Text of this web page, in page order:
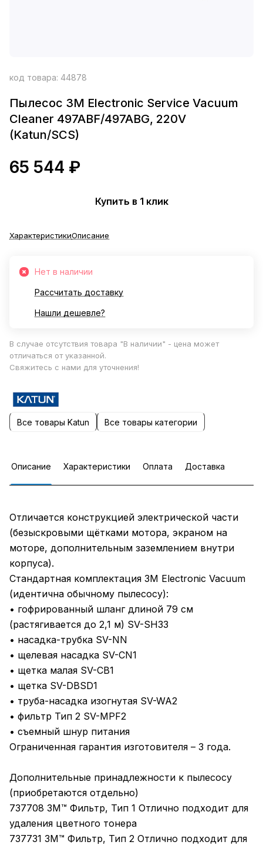
код товара: 44878
Пылесос 3M Electronic Service Vacuum
Cleaner 497ABF/497ABG, 220V
(Katun/SCS)
65 544 ₽
Купить в 1 клик
ХарактеристикиОписание
Нет в наличии
Рассчитать доставку
Нашли дешевле?
В случае отсутствия товара "В наличии" - цена может
отличаться от указанной.
Свяжитесь с нами для уточнения!
Все товары Katun Все товары категории
Описание Характеристики Оплата Доставка
Отличается конструкцией электрической части
(безыскровыми щётками мотора, экраном на
моторе, дополнительным заземлением внутри
корпуса).
Стандартная комплектация 3M Electronic Vacuum
(идентична обычному пылесосу):
• гофрированный шланг длиной 79 см
(растягивается до 2,1 м) SV-SH33
• насадка-трубка SV-NN
• щелевая насадка SV-CN1
• щетка малая SV-CB1
• щетка SV-DBSD1
• труба-насадка изогнутая SV-WA2
• фильтр Тип 2 SV-MPF2
• съемный шнур питания
Ограниченная гарантия изготовителя – 3 года.
Дополнительные принадлежности к пылесосу
(приобретаются отдельно)
737708 3M™ Фильтр, Тип 1 Отлично подходит для
удаления цветного тонера
737731 3M™ Фильтр, Тип 2 Отлично подходит для